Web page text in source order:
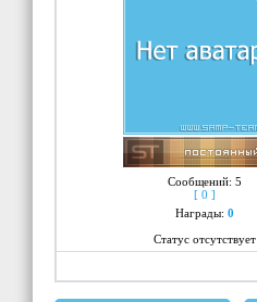
Сообщений: 5
[ 0 ]
Награды: 0
Статус отсутствует